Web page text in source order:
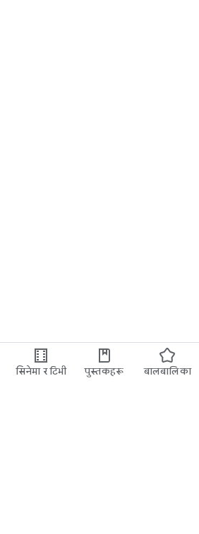
सिनेमा र टिभी पुस्तकहरू बालबालिका